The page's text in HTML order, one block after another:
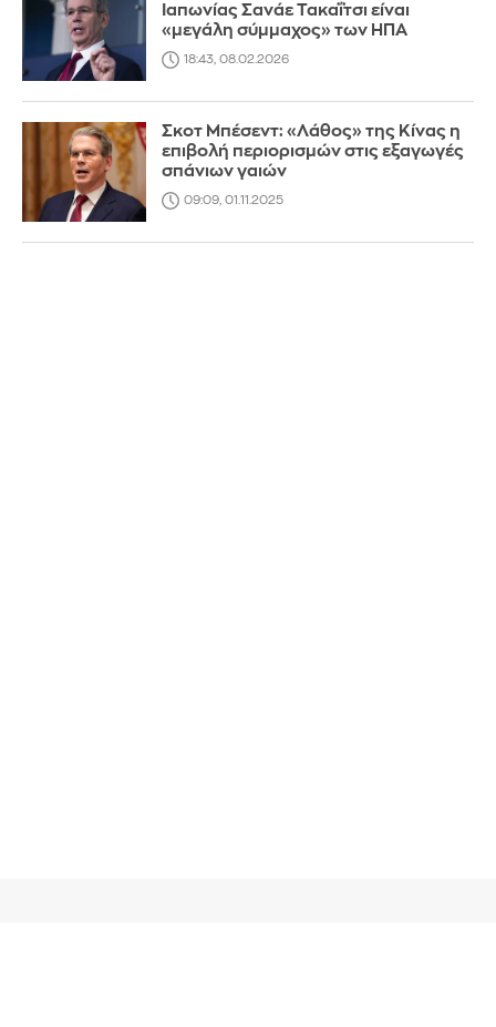
Ιαπωνίας Σανάε Τακαΐτσι είναι
«μεγάλη σύμμαχος» των ΗΠΑ
18:43, 08.02.2026
Σκοτ Μπέσεντ: «Λάθος» της Κίνας η
επιβολή περιορισμών στις εξαγωγές
σπάνιων γαιών
09:09, 01.11.2025